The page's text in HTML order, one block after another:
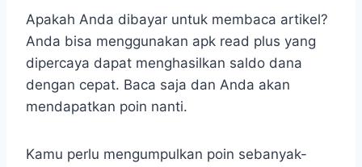
Apakah Anda dibayar untuk membaca artikel?
Anda bisa menggunakan apk read plus yang
dipercaya dapat menghasilkan saldo dana
dengan cepat. Baca saja dan Anda akan
mendapatkan poin nanti.
Kamu perlu mengumpulkan poin sebanyak-